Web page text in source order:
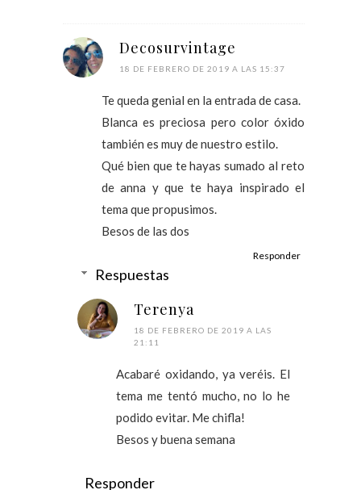
Decosurvintage
18 DE FEBRERO DE 2019 A LAS 15:37
Te queda genial en la entrada de casa.
Blanca es preciosa pero color óxido
también es muy de nuestro estilo.
Qué bien que te hayas sumado al reto
de anna y que te haya inspirado el
tema que propusimos.
Besos de las dos
Responder
Respuestas
Terenya
18 DE FEBRERO DE 2019 A LAS
21:11
Acabaré oxidando, ya veréis. El
tema me tentó mucho, no lo he
podido evitar. Me chifla!
Besos y buena semana
Responder